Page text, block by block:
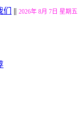
|| 2026年 8月 7日 星期五